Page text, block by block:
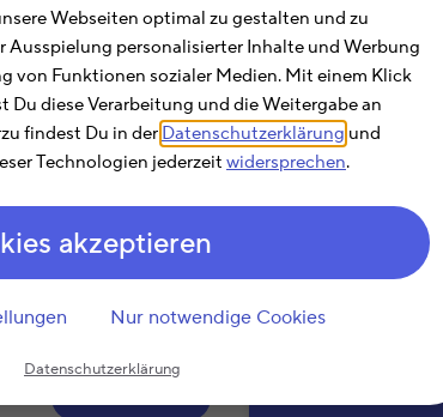
Webseiten optimal zu gestalten und zu
Ausspielung personalisierter Inhalte und Werbung
von Funktionen sozialer Medien. Mit einem Klick
Du diese Verarbeitung und die Weitergabe an
findest Du in der Datenschutzerklärung und
Technologien jederzeit widersprechen.
akzeptieren
Nur notwendige Cookies
Datenschutzerklärung
Arbeitsstätte als
Fahrtkosten
berücksichtigt
Absetzbarkeit
Suchbegriff wie
»Telefonkosten«
die Kosten in
sind.